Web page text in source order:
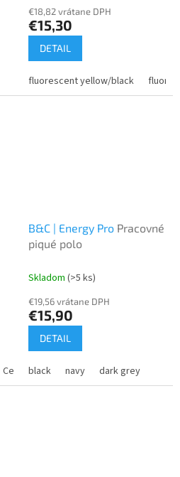
grey forest green
€18,82 vrátane DPH
€15,30
DETAIL
fluorescent yellow/black
Cement foggy green
B&C | Energy Pro Pracovné
piqué polo
Skladom (>5 ks)
€19,56 vrátane DPH
€15,90
DETAIL
black navy dark grey